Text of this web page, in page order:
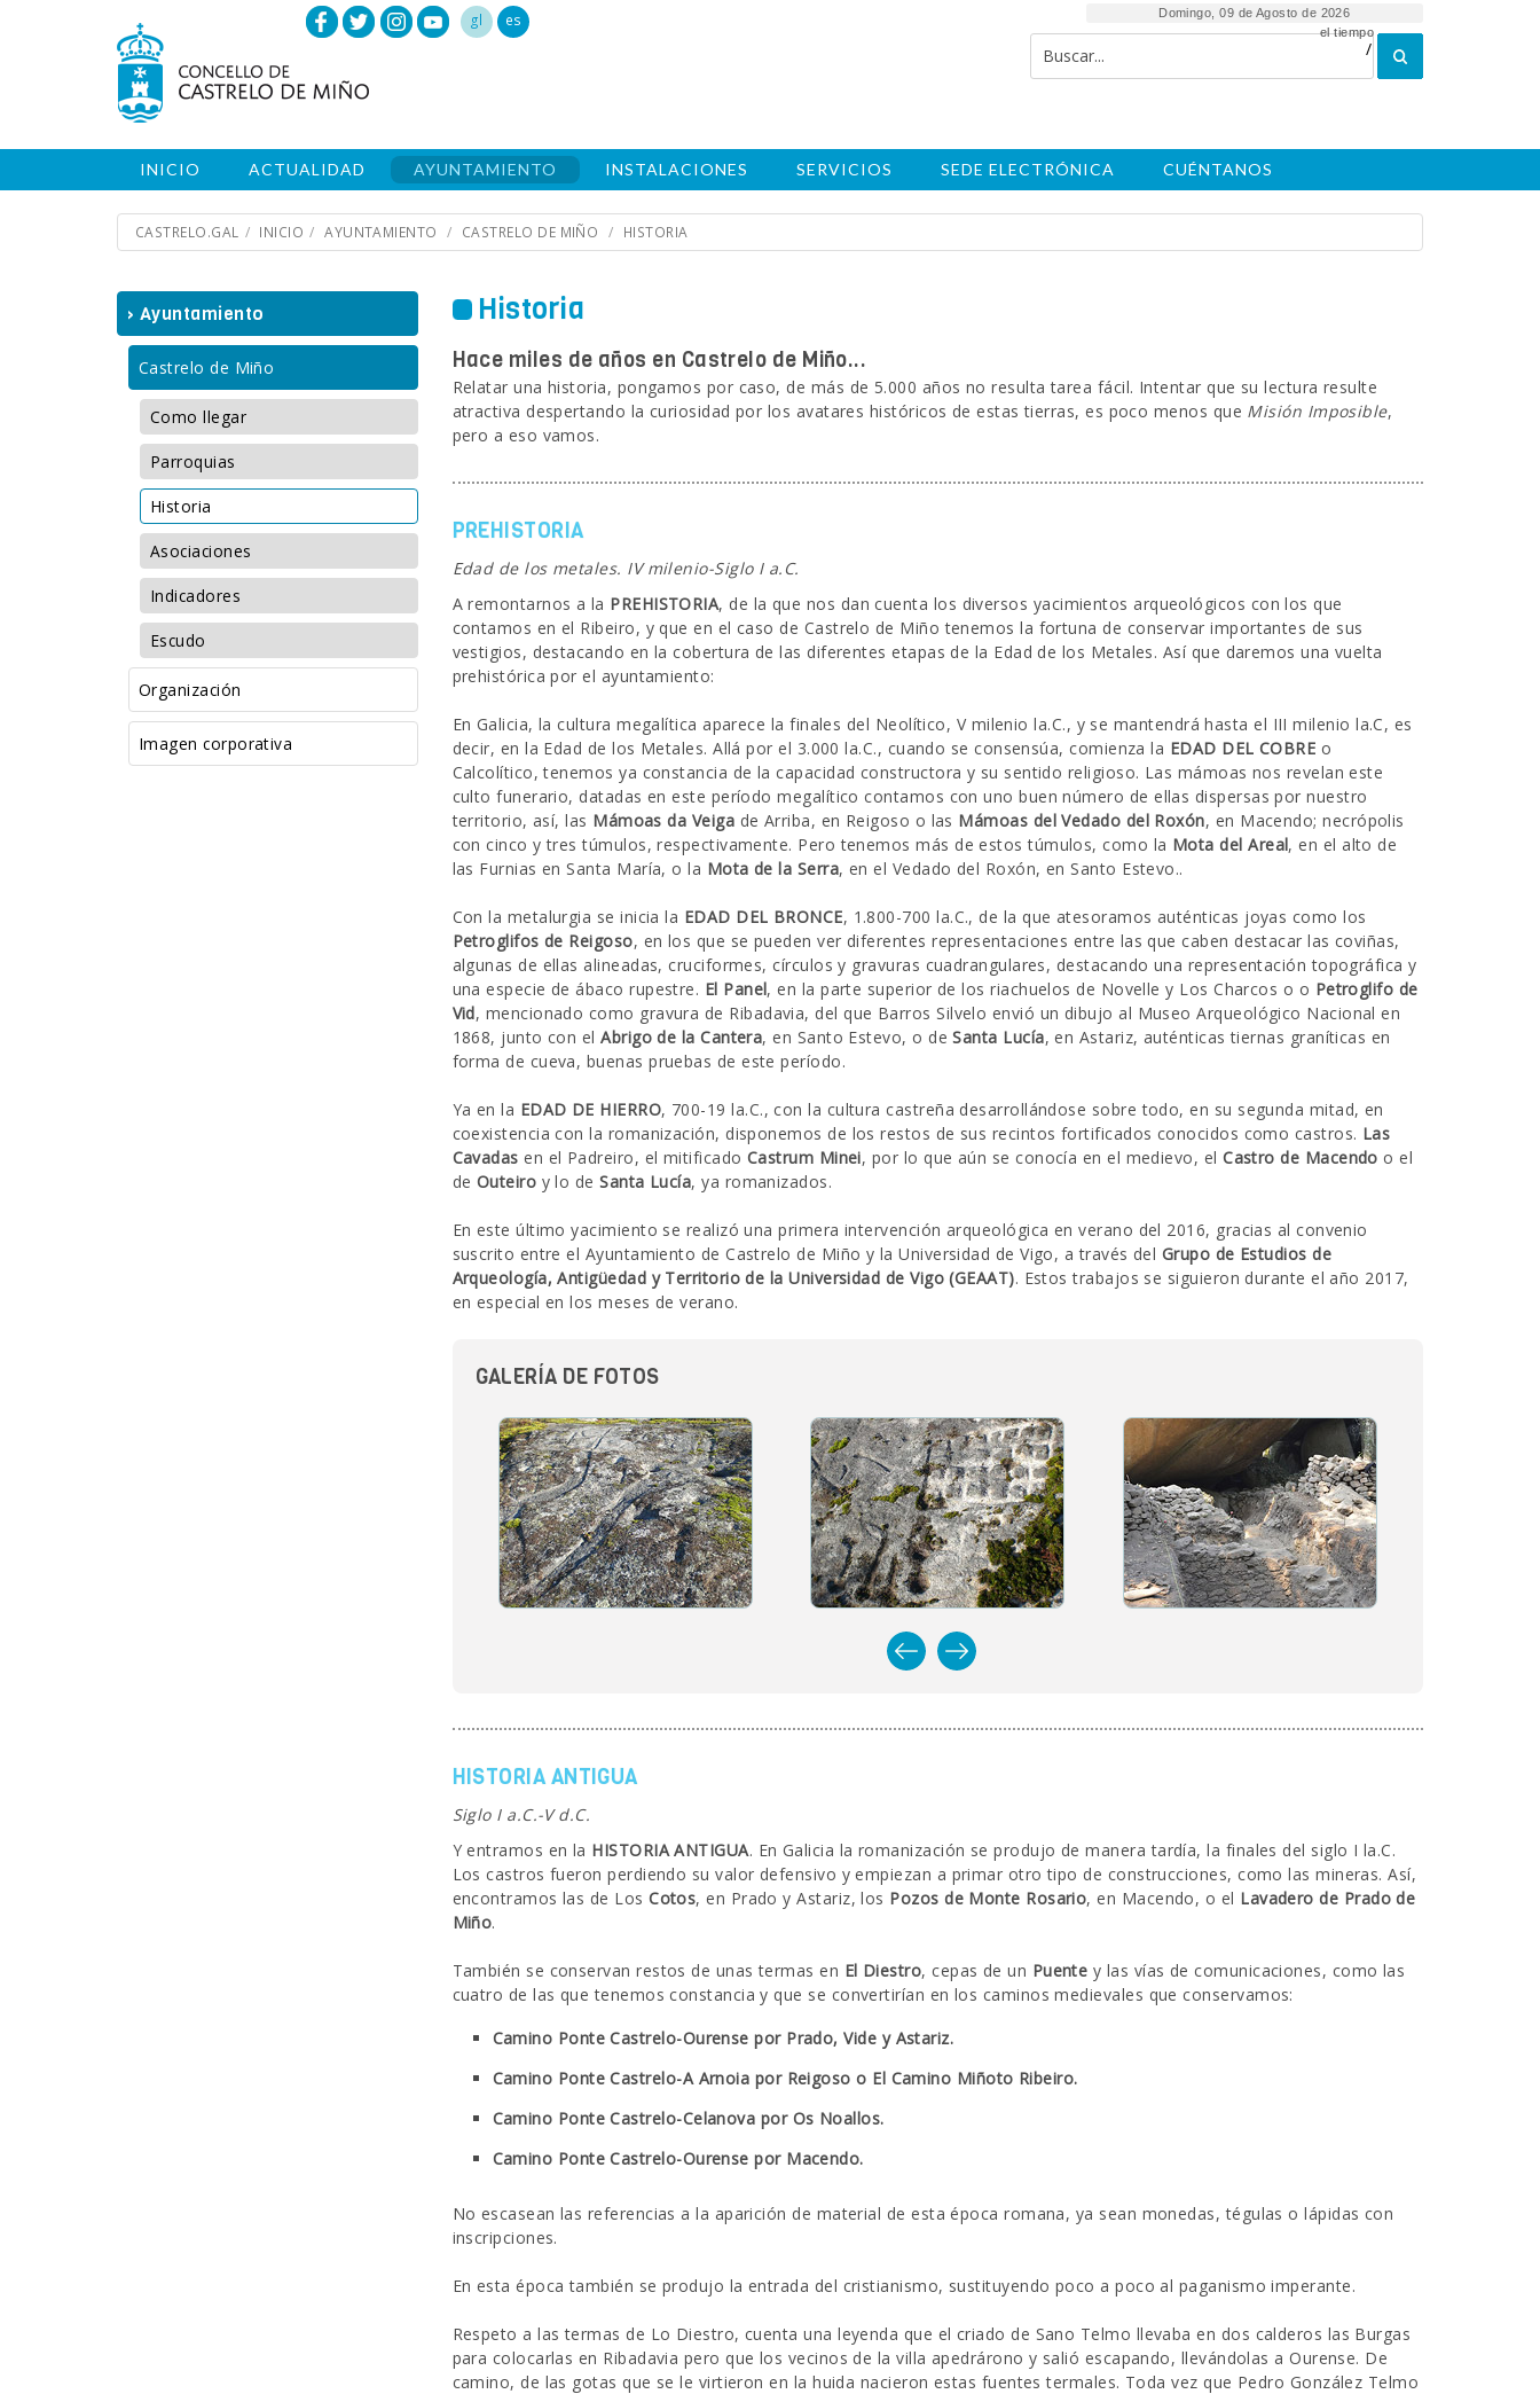
gl es Domingo, 09 de Agosto de 2026
/
el tiempo
INICIO ACTUALIDAD AYUNTAMIENTO INSTALACIONES SERVICIOS SEDE ELECTRÓNICA CUÉNTANOS
CASTRELO.GAL INICIO AYUNTAMIENTO CASTRELO DE MIÑO HISTORIA
› Ayuntamiento
Castrelo de Miño
Como llegar
Parroquias
Historia
Asociaciones
Indicadores
Escudo
Organización
Imagen corporativa
Historia
Hace miles de años en Castrelo de Miño...
Relatar una historia, pongamos por caso, de más de 5.000 años no resulta tarea fácil. Intentar que su lectura resulte
atractiva despertando la curiosidad por los avatares históricos de estas tierras, es poco menos que Misión Imposible,
pero a eso vamos.
PREHISTORIA
Edad de los metales. IV milenio-Siglo I a.C.
A remontarnos a la PREHISTORIA, de la que nos dan cuenta los diversos yacimientos arqueológicos con los que
contamos en el Ribeiro, y que en el caso de Castrelo de Miño tenemos la fortuna de conservar importantes de sus
vestigios, destacando en la cobertura de las diferentes etapas de la Edad de los Metales. Así que daremos una vuelta
prehistórica por el ayuntamiento:
En Galicia, la cultura megalítica aparece la finales del Neolítico, V milenio la.C., y se mantendrá hasta el III milenio la.C, es
decir, en la Edad de los Metales. Allá por el 3.000 la.C., cuando se consensúa, comienza la EDAD DEL COBRE o
Calcolítico, tenemos ya constancia de la capacidad constructora y su sentido religioso. Las mámoas nos revelan este
culto funerario, datadas en este período megalítico contamos con uno buen número de ellas dispersas por nuestro
territorio, así, las Mámoas da Veiga de Arriba, en Reigoso o las Mámoas del Vedado del Roxón, en Macendo; necrópolis
con cinco y tres túmulos, respectivamente. Pero tenemos más de estos túmulos, como la Mota del Areal, en el alto de
las Furnias en Santa María, o la Mota de la Serra, en el Vedado del Roxón, en Santo Estevo..
Con la metalurgia se inicia la EDAD DEL BRONCE, 1.800-700 la.C., de la que atesoramos auténticas joyas como los
Petroglifos de Reigoso, en los que se pueden ver diferentes representaciones entre las que caben destacar las coviñas,
algunas de ellas alineadas, cruciformes, círculos y gravuras cuadrangulares, destacando una representación topográfica y
una especie de ábaco rupestre. El Panel, en la parte superior de los riachuelos de Novelle y Los Charcos o o Petroglifo de
Vid, mencionado como gravura de Ribadavia, del que Barros Silvelo envió un dibujo al Museo Arqueológico Nacional en
1868, junto con elAbrigo de la Cantera, en Santo Estevo, o deSanta Lucía, en Astariz, auténticas tiernas graníticas en
forma de cueva, buenas pruebas de este período.
Ya en la EDAD DE HIERRO, 700-19 la.C., con la cultura castreña desarrollándose sobre todo, en su segunda mitad, en
coexistencia con la romanización, disponemos de los restos de sus recintos fortificados conocidos como castros. Las
Cavadas en el Padreiro, el mitificado Castrum Minei, por lo que aún se conocía en el medievo, elCastro de Macendo o el
de Outeiro y lo deSanta Lucía, ya romanizados.
En este último yacimiento se realizó una primera intervención arqueológica en verano del 2016, gracias al convenio
suscrito entre el Ayuntamiento de Castrelo de Miño y la Universidad de Vigo, a través del Grupo de Estudios de
Arqueología, Antigüedad y Territorio de la Universidad de Vigo (GEAAT). Estos trabajos se siguieron durante el año 2017,
en especial en los meses de verano.
GALERÍA DE FOTOS
HISTORIA ANTIGUA
Siglo I a.C.-V d.C.
Y entramos en la HISTORIA ANTIGUA. En Galicia la romanización se produjo de manera tardía, la finales del siglo I la.C.
Los castros fueron perdiendo su valor defensivo y empiezan a primar otro tipo de construcciones, como las mineras. Así,
encontramos las de LosCotos, en Prado y Astariz, los Pozos de Monte Rosario, en Macendo, o el Lavadero de Prado de
Miño.
También se conservan restos de unas termas en El Diestro, cepas de un Puente y las vías de comunicaciones, como las
cuatro de las que tenemos constancia y que se convertirían en los caminos medievales que conservamos:
Camino Ponte Castrelo-Ourense por Prado, Vide y Astariz.
Camino Ponte Castrelo-A Arnoia por Reigoso o El Camino Miñoto Ribeiro.
Camino Ponte Castrelo-Celanova por Os Noallos.
Camino Ponte Castrelo-Ourense por Macendo.
No escasean las referencias a la aparición de material de esta época romana, ya sean monedas, tégulas o lápidas con
inscripciones.
En esta época también se produjo la entrada del cristianismo, sustituyendo poco a poco al paganismo imperante.
Respeto a las termas de Lo Diestro, cuenta una leyenda que el criado de Sano Telmo llevaba en dos calderos las Burgas
para colocarlas en Ribadavia pero que los vecinos de la villa apedrárono y salió escapando, llevándolas a Ourense. De
camino, de las gotas que se le virtieron en la huida nacieron estas fuentes termales. Toda vez que Pedro González Telmo